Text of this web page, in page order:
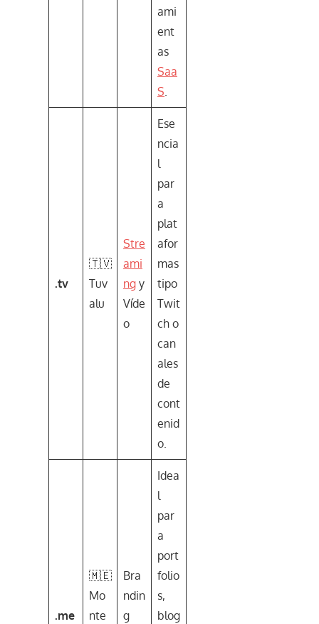
ami
ent
as
Saa
S.
.tv
🇹🇻
Tuv
alu
Stre
ami
ng y
Víde
o
Ese
ncia
l
par
a
plat
afor
mas
tipo
Twit
ch o
can
ales
de
cont
enid
o.
.me
🇲🇪
Mo
nte
Bra
ndin
g
Idea
l
par
a
port
folio
s,
blog